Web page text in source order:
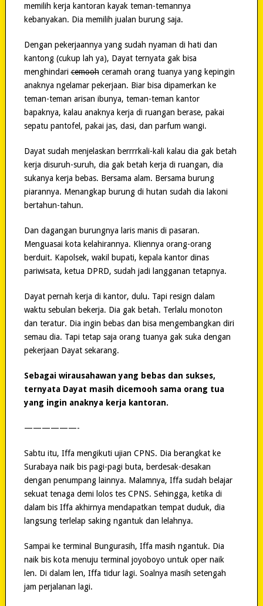
memilih kerja kantoran kayak teman-temannya
kebanyakan. Dia memilih jualan burung saja.
Dengan pekerjaannya yang sudah nyaman di hati dan
kantong (cukup lah ya), Dayat ternyata gak bisa
menghindaricemoohceramah orang tuanya yang kepingin
anaknya ngelamar pekerjaan. Biar bisa dipamerkan ke
teman-teman arisan ibunya, teman-teman kantor
bapaknya, kalau anaknya kerja di ruangan berase, pakai
sepatu pantofel, pakai jas, dasi, dan parfum wangi.
Dayat sudah menjelaskan berrrrkali-kali kalau dia gak betah
kerja disuruh-suruh, dia gak betah kerja di ruangan, dia
sukanya kerja bebas. Bersama alam. Bersama burung
piarannya. Menangkap burung di hutan sudah dia lakoni
bertahun-tahun.
Dan dagangan burungnya laris manis di pasaran.
Menguasai kota kelahirannya. Kliennya orang-orang
berduit. Kapolsek, wakil bupati, kepala kantor dinas
pariwisata, ketua DPRD, sudah jadi langganan tetapnya.
Dayat pernah kerja di kantor, dulu. Tapi resign dalam
waktu sebulan bekerja. Dia gak betah. Terlalu monoton
dan teratur. Dia ingin bebas dan bisa mengembangkan diri
semau dia. Tapi tetap saja orang tuanya gak suka dengan
pekerjaan Dayat sekarang.
Sebagai wirausahawan yang bebas dan sukses,
ternyata Dayat masih dicemooh sama orang tua
yang ingin anaknya kerja kantoran.
——————-
Sabtu itu, Iffa mengikuti ujian CPNS. Dia berangkat ke
Surabaya naik bis pagi-pagi buta, berdesak-desakan
dengan penumpang lainnya. Malamnya, Iffa sudah belajar
sekuat tenaga demi lolos tes CPNS. Sehingga, ketika di
dalam bis Iffa akhirnya mendapatkan tempat duduk, dia
langsung terlelap saking ngantuk dan lelahnya.
Sampai ke terminal Bungurasih, Iffa masih ngantuk. Dia
naik bis kota menuju terminal joyoboyo untuk oper naik
len. Di dalam len, Iffa tidur lagi. Soalnya masih setengah
jam perjalanan lagi.